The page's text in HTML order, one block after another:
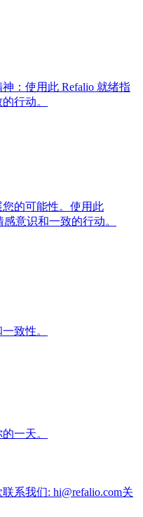
：使用此 Refalio 就绪指
行动。
的可能性。使用此
意识和一致的行动。
致性。
一天。
联系我们: hi@refalio.com关